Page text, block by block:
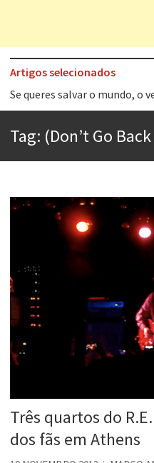
Artigos selecionados
Tem que filmar isso daí
Aprender a fracassar é o
Esse tal de Rock Gaúcho
Os causos de Jorge Luis
Voto obrigatório é correto?
Se queres salvar o mundo, o
Tag: (Don’t Go
Três quartos do
dos fãs em Athens